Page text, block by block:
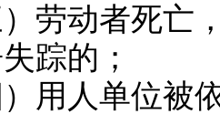
动者死亡，
踪的；
人单位被依